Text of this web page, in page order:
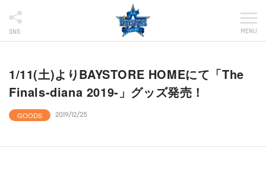
SNS MENU
1/11(土)よりBAYSTORE HOMEにて「The
Finals-diana 2019-」グッズ発売！
GOODS 2019/12/25